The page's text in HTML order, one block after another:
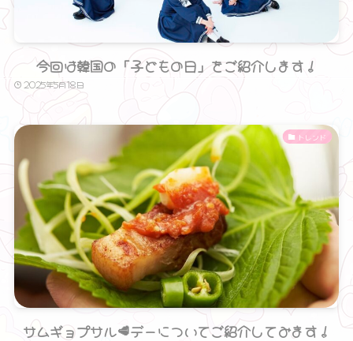
今回は韓国の「子どもの日」をご紹介します！
2025年5月18日
トレンド
サムギョプサル🥩デーについてご紹介してみます！